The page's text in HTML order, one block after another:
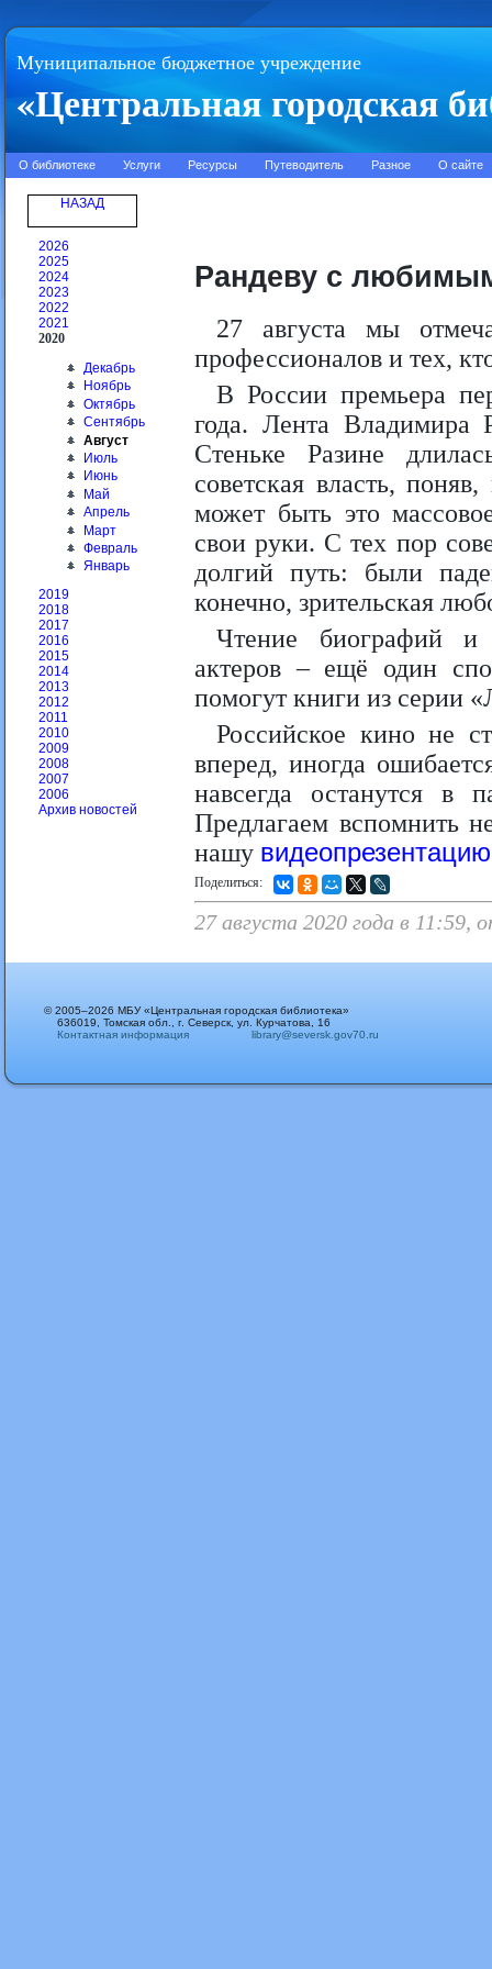
Муниципальное бюджетное учреждение
«Центральная городская
О библиотеке Услуги Ресурсы Путеводитель Разное О сайте
НАЗАД
2026
2025
2024
2023
2022
2021
2020
Декабрь
Ноябрь
Октябрь
Сентябрь
Август
Июль
Июнь
Май
Апрель
Март
Февраль
Январь
2019
2018
2017
2016
2015
2014
2013
2012
2011
2010
2009
2008
2007
2006
Архив новостей
Рандеву с
27 августа мы
профессионалов и тех,
В России премьера
года. Лента Владимира
Стеньке Разине
советская власть,
может быть это
свои руки. С тех пор
долгий путь: были
конечно, зрительская
Чтение биографий и
актеров – ещё один
помогут книги из серии
Российское кино не
вперед, иногда
навсегда останутся в
Предлагаем вспомнить
нашу видеопрезентацию
Поделиться:
27 августа 2020 года в 11:59,
© 2005–2026 МБУ «Центральная городская библиотека»
636019, Томская обл., г. Северск, ул. Курчатова, 16
Контактная информация
library@seversk.gov70.ru